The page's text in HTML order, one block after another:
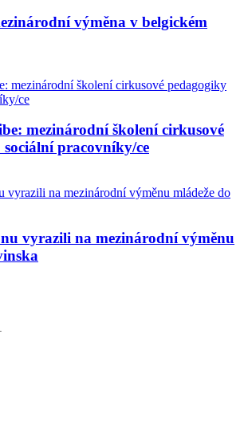
výměna v belgickém
mezinárodní školení cirkusové
pracovníky/ce
vyrazili na mezinárodní výměnu